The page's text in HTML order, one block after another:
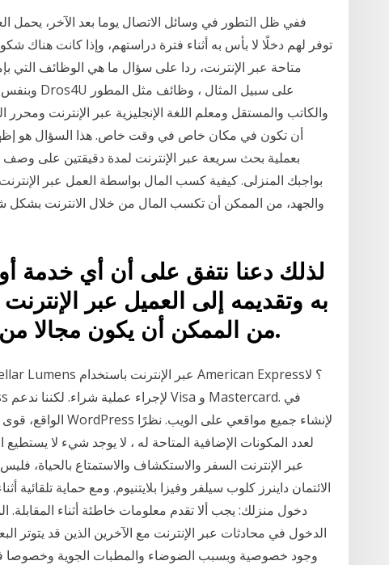
ففي ظل التطور في وسائل الاتصال يوما بعد الآخر، يحمل
توفر لهم دخلًا لا بأس به أثناء فترة دراستهم، وإذا كانت
والكاتب والمستقل ومعلم اللغة الإنجليزية عبر الإنترنت
أن تكون في مكان خاص في وقت خاص. هذا السؤال هو
بعملية بحث سريعة عبر الإنترنت لمدة دقيقتين على وصف
بواجبك المنزلى. كيفية كسب المال بواسطة العمل عبر
والجهد، من الممكن أن تكسب المال من خلال الانترنت بشكل
لذلك دعنا نتفق على أن أي خدمة
به وتقديمه إلى العميل عبر
من الممكن أن يكون مجالا من مجالات العمل المستقل.
لعدد المكونات الإضافية المتاحة له ، لا يوجد شيء لا
عبر الإنترنت السفر والاستكشاف والاستمتاع بالحياة،
الائتمان داينرز كلوب سيلفر وفيزا بلايتنيوم. ومع حماية
دخول منزلك: يجب ألا تقدم معلومات خاطئة أثناء المقابلة.
الدخول في محادثات عبر الإنترنت مع الآخرين الذين قد
وجود خصوصية وبسبب الضوضاء والمطبات الجوية وخصوصا في